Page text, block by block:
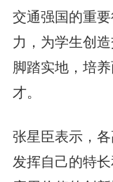
交通强国的重
力，为学生创
脚踏实地，培
才。
张星臣表示，
发挥自己的特